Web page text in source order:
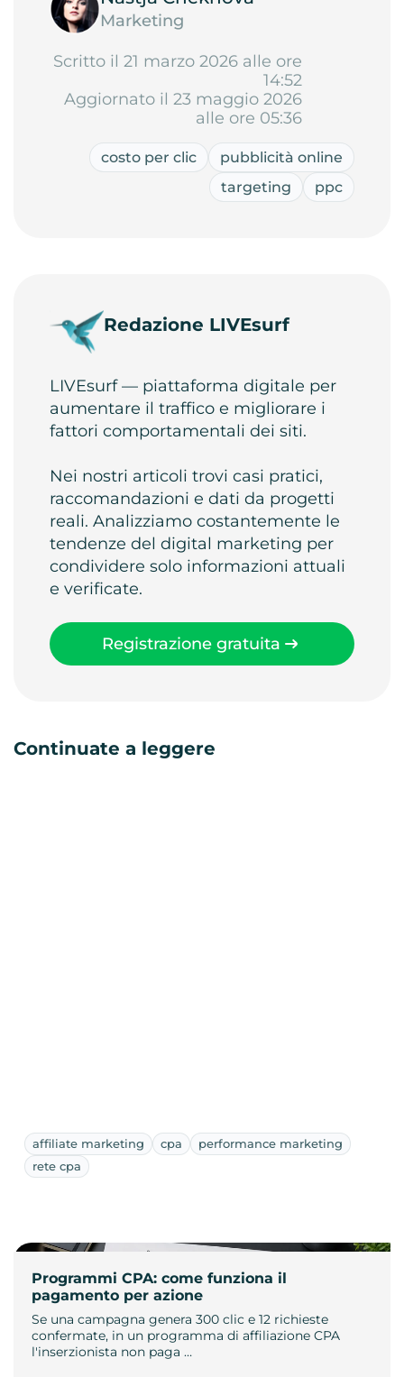
Marketing
Scritto il 21 marzo 2026 alle ore
14:52
Aggiornato il 23 maggio 2026
alle ore 05:36
costo per clic
pubblicità online
targeting
ppc
Redazione LIVEsurf
LIVEsurf — piattaforma digitale per
aumentare il traffico e migliorare i
fattori comportamentali dei siti.
Nei nostri articoli trovi casi pratici,
raccomandazioni e dati da progetti
reali. Analizziamo costantemente le
tendenze del digital marketing per
condividere solo informazioni attuali
e verificate.
Registrazione gratuita
Continuate a leggere
affiliate marketing cpa
performance marketing
rete cpa
Programmi CPA: come funziona il
pagamento per azione
Se una campagna genera 300 clic e 12 richieste
confermate, in un programma di affiliazione CPA
l'inserzionista non paga …